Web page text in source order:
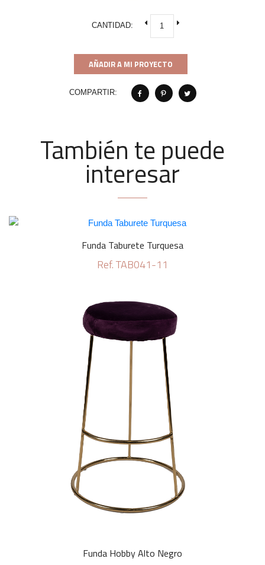
CANTIDAD:
AÑADIR A MI PROYECTO
COMPARTIR:
También te puede
interesar
Funda Taburete Turquesa
Ref. TAB041-11
Funda Hobby Alto Negro